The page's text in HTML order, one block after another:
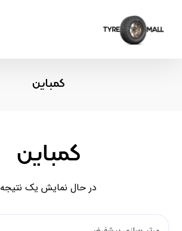
کمباین
کمباین
در حال نمایش یک نتیجه